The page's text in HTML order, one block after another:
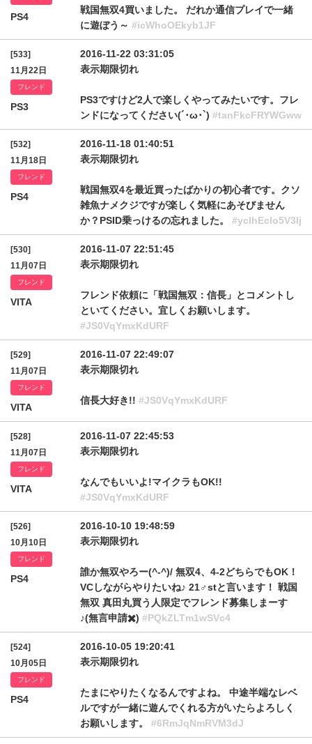
PS4
戦国無双4買いました。 だれか通信プレイで一緒
に遊ぼう～ #icWhoOEkyb1JF
[533]
11月22日
フレンド
PS3
2016-11-22 03:31:05
表示期限切れ
PS3ですけど2人で楽しくやってみたいです。フレ
ンドになってください(´･ω･`) #tanFkcFRYWGww
[532]
11月18日
フレンド
PS4
2016-11-18 01:40:51
表示期限切れ
戦国無双4を最近買ったばかりの初心者です。クソ
雑魚ナメクジですが楽しく気軽にあそびません
か？PSID乗っけるの忘れました。 #yclhEclo5V3lj
[530]
11月07日
フレンド
VITA
2016-11-07 22:51:45
表示期限切れ
フレンド依頼に「戦国無双：信長」とコメントし
といてください。宜しくお願いします。
#JS0VqYmxKdURF
[529]
11月07日
フレンド
VITA
2016-11-07 22:49:07
表示期限切れ
信長大好き!! #JS0VqYmxKdURF
[528]
11月07日
フレンド
VITA
2016-11-07 22:45:53
表示期限切れ
なんでもいいよ!マイクラもOK!!
#JS0VqYmxKdURF
[526]
10月10日
フレンド
PS4
2016-10-10 19:48:59
表示期限切れ
誰か無双やろー(^-^)/ 無双4、4-2どちらでもOK！
VCしながらやりたいね♪ 21♂stと言います！ 戦国
無双 真田丸買う人限定でフレンド募集しまーす
♪(無言申請✖️) #PQkZLTm1wSVc4
[524]
10月05日
フレンド
PS4
2016-10-05 19:20:41
表示期限切れ
たまにやりたくなるんですよね。 中途半端なレベ
ルですが一緒に遊んでくれる方がいたらよろしく
お願いします。 #6RmJqNmRVM3dJ